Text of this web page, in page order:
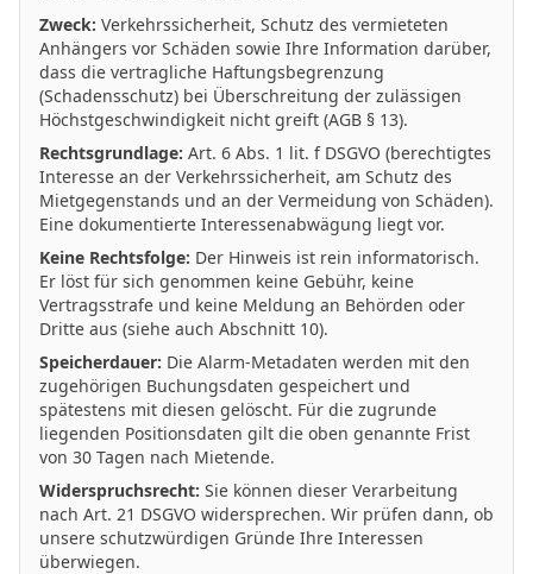
Zweck: Verkehrssicherheit, Schutz des vermieteten
Anhängers vor Schäden sowie Ihre Information darüber,
dass die vertragliche Haftungsbegrenzung
(Schadensschutz) bei Überschreitung der zulässigen
Höchstgeschwindigkeit nicht greift (AGB § 13).
Rechtsgrundlage: Art. 6 Abs. 1 lit. f DSGVO (berechtigtes
Interesse an der Verkehrssicherheit, am Schutz des
Mietgegenstands und an der Vermeidung von Schäden).
Eine dokumentierte Interessenabwägung liegt vor.
Keine Rechtsfolge: Der Hinweis ist rein informatorisch.
Er löst für sich genommen keine Gebühr, keine
Vertragsstrafe und keine Meldung an Behörden oder
Dritte aus (siehe auch Abschnitt 10).
Speicherdauer: Die Alarm-Metadaten werden mit den
zugehörigen Buchungsdaten gespeichert und
spätestens mit diesen gelöscht. Für die zugrunde
liegenden Positionsdaten gilt die oben genannte Frist
von 30 Tagen nach Mietende.
Widerspruchsrecht: Sie können dieser Verarbeitung
nach Art. 21 DSGVO widersprechen. Wir prüfen dann, ob
unsere schutzwürdigen Gründe Ihre Interessen
überwiegen.